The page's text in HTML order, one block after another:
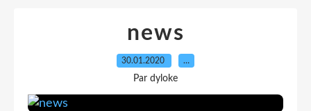
news
30.01.2020 …
Par dyloke